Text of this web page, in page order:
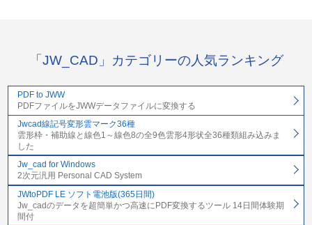
「JW_CAD」カテゴリーの人気ランキング
PDF to JWW
PDFファイルをJWWデータファイルに変換する
Jwcad線記号変形雲マーク36種
雲形枠・補助線と線色1～線色8の全9色雲形4形状全36種類組み込みま
した
Jw_cad for Windows
2次元汎用 Personal CAD System
JWtoPDF LE ソフト電池版(365日間)
Jw_cadのデータを超簡単かつ高速にPDF変換するツール 14日間体験期
間付